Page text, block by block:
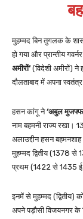
मुहम्मद बिन तुगलक के
हो गया और प्रान्तीय
अमीरों’(विदेशी अमीरों) ने
दौलताबाद में अपना
हसन कांगू ने‘अबुल
नाम बहमनी राज्य
अलाउद्दीन हसन
मुहम्मद द्वितीय (1378 से
प्रथम (1422 से 1435
इनमें से मुहम्मद
अपने पड़ौसी विजयनगर के